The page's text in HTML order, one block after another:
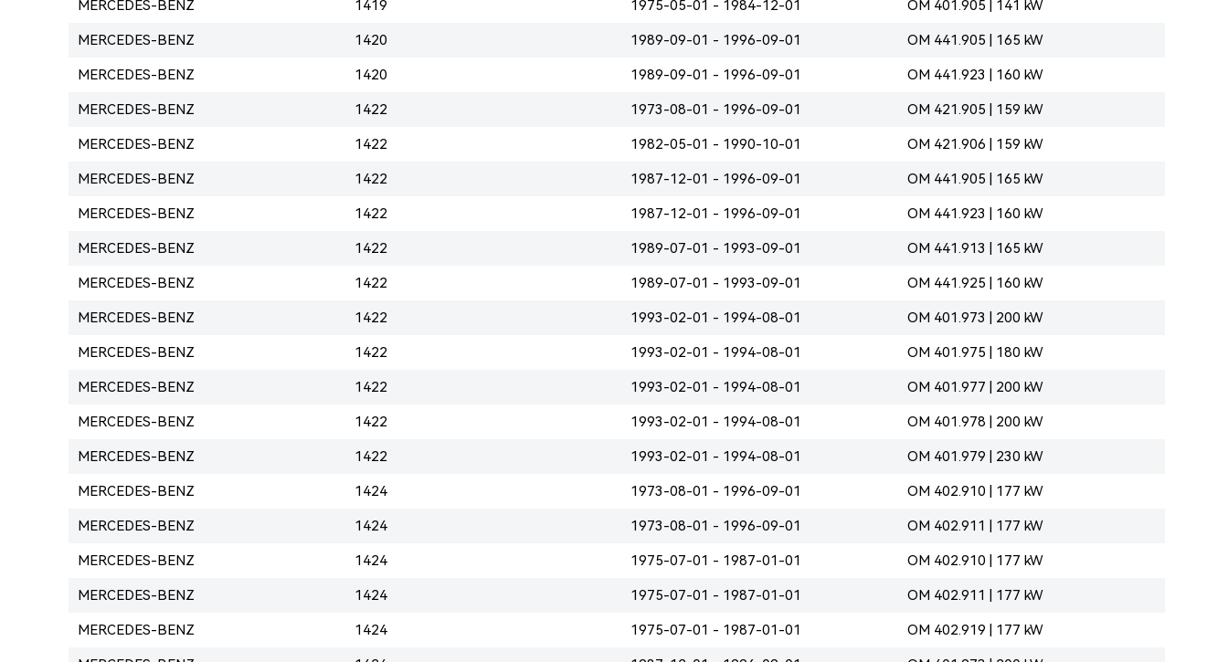
MERCEDES-BENZ 1419 1975-05-01 - 1984-12-01 OM 401.905 | 141 kW
MERCEDES-BENZ 1420 1989-09-01 - 1996-09-01 OM 441.905 | 165 kW
MERCEDES-BENZ 1420 1989-09-01 - 1996-09-01 OM 441.923 | 160 kW
MERCEDES-BENZ 1422 1973-08-01 - 1996-09-01 OM 421.905 | 159 kW
MERCEDES-BENZ 1422 1982-05-01 - 1990-10-01 OM 421.906 | 159 kW
MERCEDES-BENZ 1422 1987-12-01 - 1996-09-01 OM 441.905 | 165 kW
MERCEDES-BENZ 1422 1987-12-01 - 1996-09-01 OM 441.923 | 160 kW
MERCEDES-BENZ 1422 1989-07-01 - 1993-09-01 OM 441.913 | 165 kW
MERCEDES-BENZ 1422 1989-07-01 - 1993-09-01 OM 441.925 | 160 kW
MERCEDES-BENZ 1422 1993-02-01 - 1994-08-01 OM 401.973 | 200 kW
MERCEDES-BENZ 1422 1993-02-01 - 1994-08-01 OM 401.975 | 180 kW
MERCEDES-BENZ 1422 1993-02-01 - 1994-08-01 OM 401.977 | 200 kW
MERCEDES-BENZ 1422 1993-02-01 - 1994-08-01 OM 401.978 | 200 kW
MERCEDES-BENZ 1422 1993-02-01 - 1994-08-01 OM 401.979 | 230 kW
MERCEDES-BENZ 1424 1973-08-01 - 1996-09-01 OM 402.910 | 177 kW
MERCEDES-BENZ 1424 1973-08-01 - 1996-09-01 OM 402.911 | 177 kW
MERCEDES-BENZ 1424 1975-07-01 - 1987-01-01 OM 402.910 | 177 kW
MERCEDES-BENZ 1424 1975-07-01 - 1987-01-01 OM 402.911 | 177 kW
MERCEDES-BENZ 1424 1975-07-01 - 1987-01-01 OM 402.919 | 177 kW